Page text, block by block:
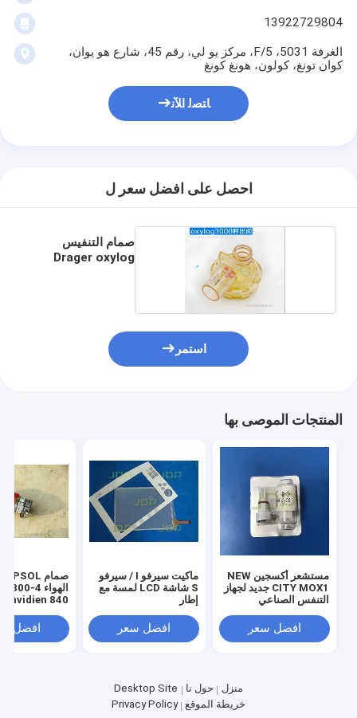
13922729804
الغرفة 5031، 5/F، مركز يو لي، رقم 45، شارع هو يوان،
كوان تونغ، كولون، هونغ كونغ
ﺎﺘﺼﻟ ﺍﻶﻧ
احصل على افضل سعر ل
صمام التنفيس
Drager oxylog
استمر
المنتجات الموصى بها
مستشعر أكسجين NEW
CITY MOX1 جديد لجهاز
التنفس الصناعي
افضل سعر
ماكيت سيرفو I / سيرفو
S شاشة LCD لمسة مع
إطار
افضل سعر
840
افضل
منزل حول نا
Desktop Site
خريطة الموقع
Privacy Policy